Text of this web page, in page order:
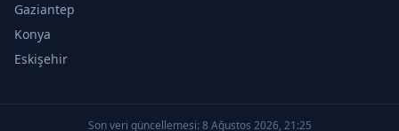
Gaziantep
Konya
Eskişehir
Son veri güncellemesi: 8 Ağustos 2026, 21:25